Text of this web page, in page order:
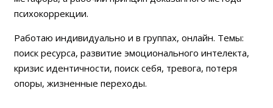
психокоррекции.
Работаю индивидуально и в группах, онлайн. Темы:
поиск ресурса, развитие эмоционального интелекта,
кризис идентичности, поиск себя, тревога, потеря
опоры, жизненные переходы.